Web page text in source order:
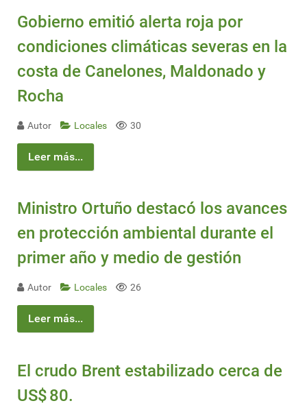
Gobierno emitió alerta roja por
condiciones climáticas severas en la
costa de Canelones, Maldonado y
Rocha
Autor Locales 30
Leer más...
Ministro Ortuño destacó los avances
en protección ambiental durante el
primer año y medio de gestión
Autor Locales 26
Leer más...
El crudo Brent estabilizado cerca de
US$ 80.